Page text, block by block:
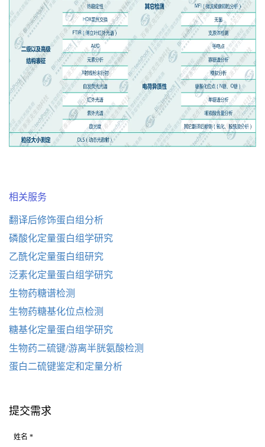
相关服务
翻译后修饰蛋白组分析
磷酸化定量蛋白组学研究
乙酰化定量蛋白组研究
泛素化定量蛋白组学研究
生物药糖谱检测
生物药糖基化位点检测
糖基化定量蛋白组学研究
生物药二硫键/游离半胱氨酸检测
蛋白二硫键鉴定和定量分析
提交需求
姓名 *